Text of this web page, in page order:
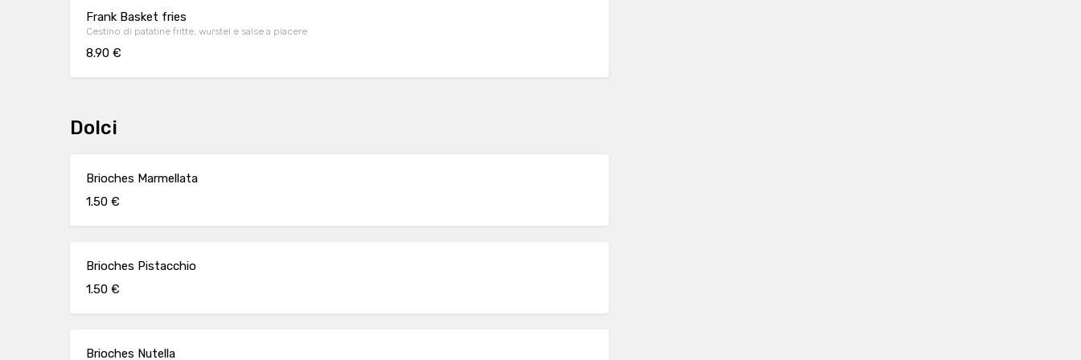
Frank Basket fries
Cestino di patatine fritte, wurstel e salse a piacere
8.90 €
Dolci
Brioches Marmellata
1.50 €
Brioches Pistacchio
1.50 €
Brioches Nutella